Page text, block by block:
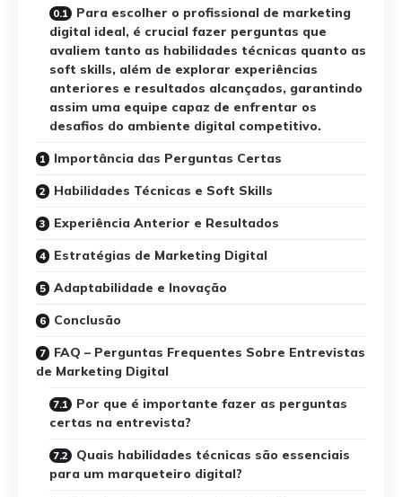
Para escolher o profissional de marketing
digital ideal, é crucial fazer perguntas que
avaliem tanto as habilidades técnicas quanto as
soft skills, além de explorar experiências
anteriores e resultados alcançados, garantindo
assim uma equipe capaz de enfrentar os
desafios do ambiente digital competitivo.
Importância das Perguntas Certas
Habilidades Técnicas e Soft Skills
Experiência Anterior e Resultados
Estratégias de Marketing Digital
Adaptabilidade e Inovação
Conclusão
FAQ – Perguntas Frequentes Sobre Entrevistas
de Marketing Digital
Por que é importante fazer as perguntas
certas na entrevista?
Quais habilidades técnicas são essenciais
para um marqueteiro digital?